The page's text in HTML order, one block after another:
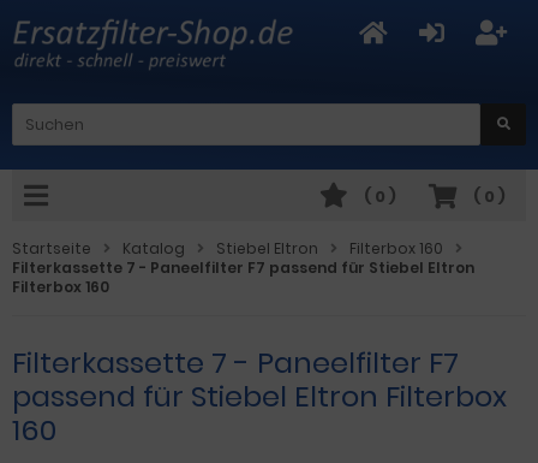
( 0 )
( 0 )
Startseite Katalog Stiebel Eltron
Filterbox 160
Filterkassette 7 - Paneelfilter F7 passend für Stiebel Eltron
Filterbox 160
Filterkassette 7 - Paneelfilter F7
passend für Stiebel Eltron Filterbox
160